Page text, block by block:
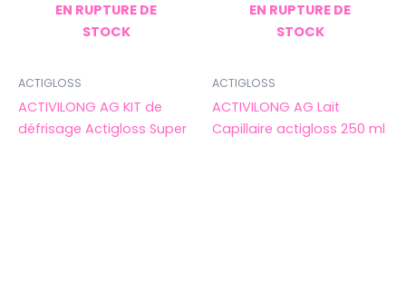
EN RUPTURE DE
STOCK
ACTIGLOSS
ACTIVILONG AG KIT de
défrisage Actigloss Super
EN RUPTURE DE
STOCK
ACTIGLOSS
ACTIVILONG AG Lait
Capillaire actigloss 250 ml